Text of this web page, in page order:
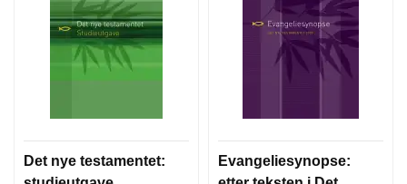
Det nye testamentet:
Evangeliesynopse: